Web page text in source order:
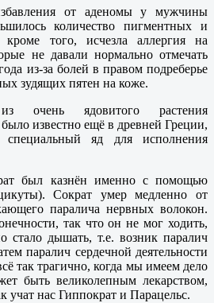
от аденомы у мужчины
количество пигментных и
кроме того, исчезла аллергия на
не давали нормально отмечать
из-за болей в правом подреберье
зудящих пятен на коже.
очень ядовитого растения
известно ещё в древней Греции,
специальный яд для исполнения
был казнён именно с помощью
Сократ умер медленно от
паралича нервных волокон.
так что он не мог ходить,
стало дышать, т.е. возник паралич
паралич сердечной деятельности
так трагично, когда мы имеем дело
быть великолепным лекарством,
учат нас Гиппократ и Парацельс.